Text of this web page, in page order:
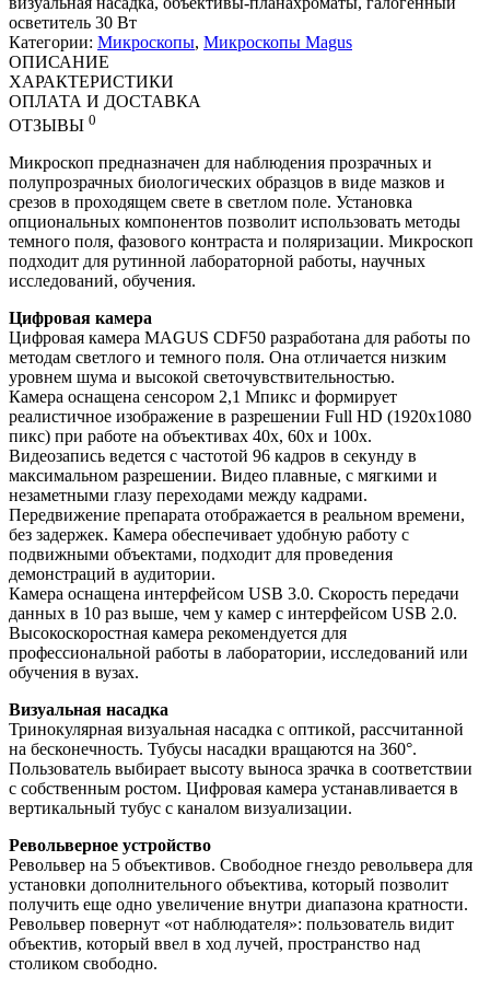
осветитель 30 Вт
Категории: Микроскопы, Микроскопы Magus
ОПИСАНИЕ
ХАРАКТЕРИСТИКИ
ОПЛАТА И ДОСТАВКА
ОТЗЫВЫ 0
Микроскоп предназначен для наблюдения прозрачных и
полупрозрачных биологических образцов в виде мазков и
срезов в проходящем свете в светлом поле. Установка
опциональных компонентов позволит использовать методы
темного поля, фазового контраста и поляризации. Микроскоп
подходит для рутинной лабораторной работы, научных
исследований, обучения.
Цифровая камера
Цифровая камера MAGUS CDF50 разработана для работы по
методам светлого и темного поля. Она отличается низким
уровнем шума и высокой светочувствительностью.
Камера оснащена сенсором 2,1 Мпикс и формирует
реалистичное изображение в разрешении Full HD (1920x1080
пикс) при работе на объективах 40х, 60х и 100х.
Видеозапись ведется с частотой 96 кадров в секунду в
максимальном разрешении. Видео плавные, с мягкими и
незаметными глазу переходами между кадрами.
Передвижение препарата отображается в реальном времени,
без задержек. Камера обеспечивает удобную работу с
подвижными объектами, подходит для проведения
демонстраций в аудитории.
Камера оснащена интерфейсом USB 3.0. Скорость передачи
данных в 10 раз выше, чем у камер с интерфейсом USB 2.0.
Высокоскоростная камера рекомендуется для
профессиональной работы в лаборатории, исследований или
обучения в вузах.
Визуальная насадка
Тринокулярная визуальная насадка с оптикой, рассчитанной
на бесконечность. Тубусы насадки вращаются на 360°.
Пользователь выбирает высоту выноса зрачка в соответствии
с собственным ростом. Цифровая камера устанавливается в
вертикальный тубус с каналом визуализации.
Револьверное устройство
Револьвер на 5 объективов. Свободное гнездо револьвера для
установки дополнительного объектива, который позволит
получить еще одно увеличение внутри диапазона кратности.
Револьвер повернут «от наблюдателя»: пользователь видит
объектив, который ввел в ход лучей, пространство над
столиком свободно.